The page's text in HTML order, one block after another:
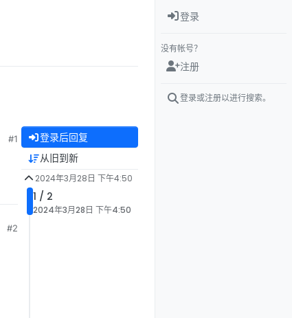
#1
#2
登录后回复
从旧到新
2024年3月28日 下午4:50
1 / 2
2024年3月28日 下午4:50
登录
没有帐号？
注册
登录或注册以进行搜索。